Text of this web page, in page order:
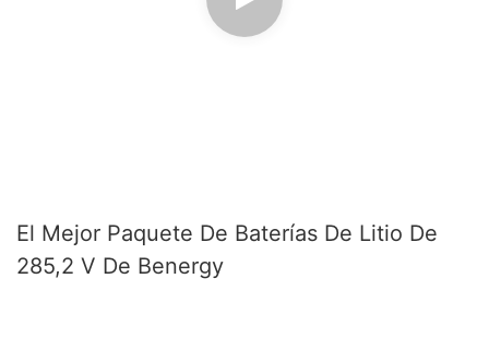
El Mejor Paquete De Baterías De Litio De
285,2 V De Benergy